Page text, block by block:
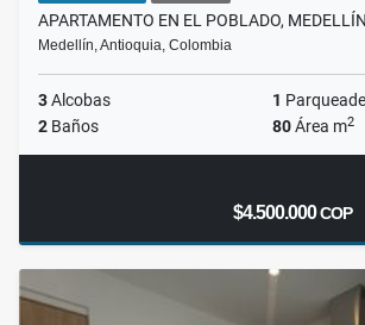
APARTAMENTO EN EL POBLADO, MEDELLÍN
Medellín, Antioquia, Colombia
3Alcobas 1
2 Baños 80Área m2
$4.500.000COP